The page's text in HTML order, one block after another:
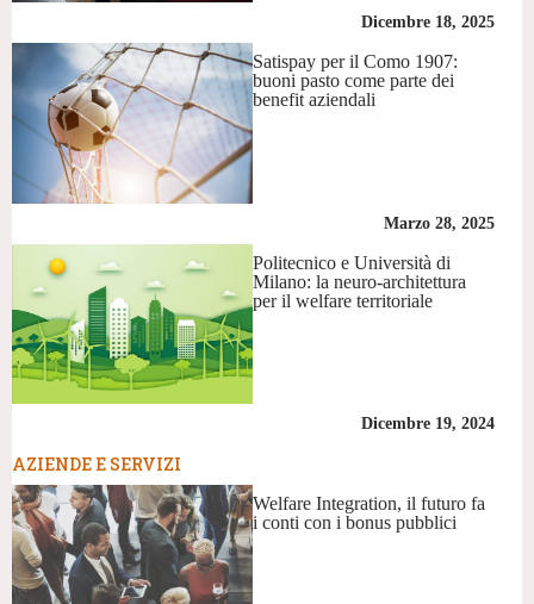
Dicembre 18, 2025
Satispay per il Como 1907:
buoni pasto come parte dei
benefit aziendali
Marzo 28, 2025
Politecnico e Università di
Milano: la neuro-architettura
per il welfare territoriale
Dicembre 19, 2024
AZIENDE E SERVIZI
Welfare Integration, il futuro fa
i conti con i bonus pubblici